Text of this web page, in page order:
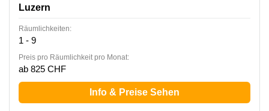
Luzern
Räumlichkeiten:
1 - 9
Preis pro Räumlichkeit pro Monat:
ab 825 CHF
Info & Preise Sehen